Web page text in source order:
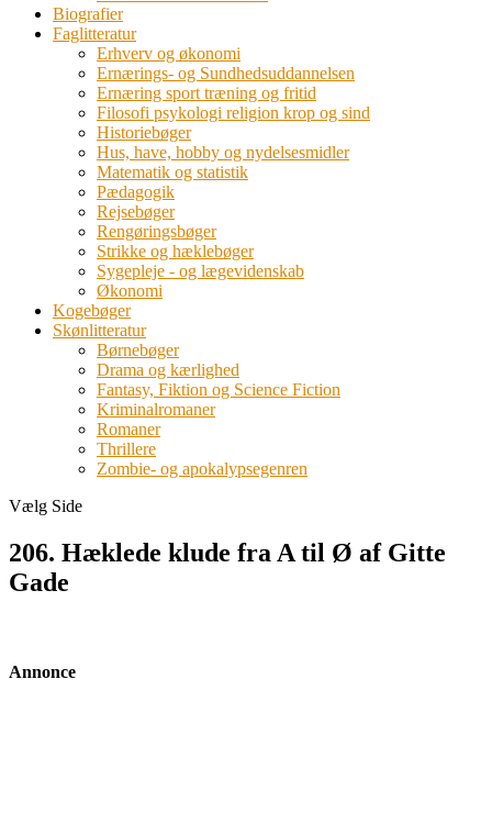
Biografier
Faglitteratur
Erhverv og økonomi
Ernærings- og Sundhedsuddannelsen
Ernæring sport træning og fritid
Filosofi psykologi religion krop og sind
Historiebøger
Hus, have, hobby og nydelsesmidler
Matematik og statistik
Pædagogik
Rejsebøger
Rengøringsbøger
Strikke og hæklebøger
Sygepleje - og lægevidenskab
Økonomi
Kogebøger
Skønlitteratur
Børnebøger
Drama og kærlighed
Fantasy, Fiktion og Science Fiction
Kriminalromaner
Romaner
Thrillere
Zombie- og apokalypsegenren
Vælg Side
206. Hæklede klude fra A til Ø af Gitte
Gade
Annonce